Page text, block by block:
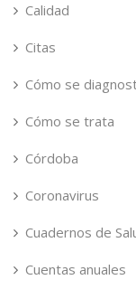
Calidad
Citas
Cómo se
Cómo se trata
Córdoba
Coronavirus
Cuadernos de
Cuentas anuales